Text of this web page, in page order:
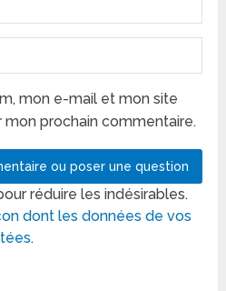
mon e-mail et mon site
mon prochain commentaire.
réduire les indésirables.
dont les données de vos
.